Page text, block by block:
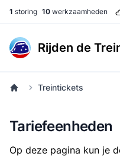
1 storing 10 werkzaamheden
Rijden de
Treintickets
Tariefeenheden
Op deze pagina kun je